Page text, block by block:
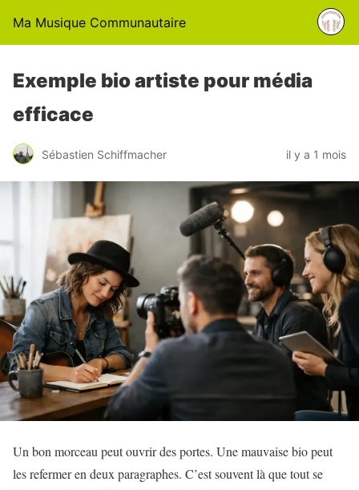
Ma Musique Communautaire
Exemple bio artiste pour média
efficace
Sébastien Schiffmacher il y a 1 mois
Un bon morceau peut ouvrir des portes. Une mauvaise bio peut
les refermer en deux paragraphes. C’est souvent là que tout se